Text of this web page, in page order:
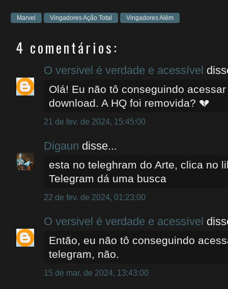
Marvel Vingadores Ação Total Vingadores Além
4 comentários:
O versivel é verdade e acessível
Olá! Eu não tô conseguindo
download. A HQ foi removida? 💔
21 de fev. de 2024, 15:45:00
Digaun disse...
esta no teleghram do Arte, clica no
Telegram dá uma busca
22 de fev. de 2024, 01:23:00
O versivel é verdade e acessível
Então, eu não tô conseguindo
telegram, não.
15 de mar. de 2024, 13:43:00